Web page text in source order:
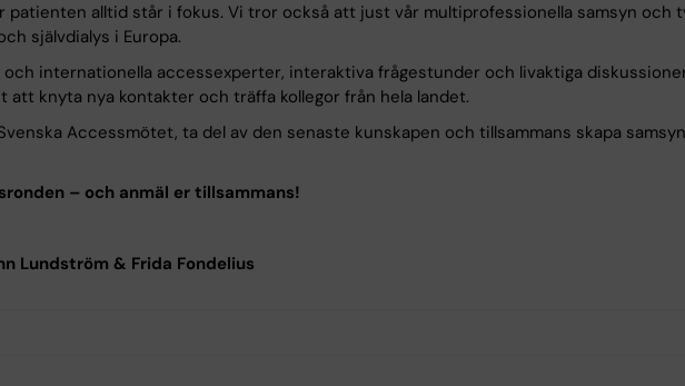
alltid står i fokus. Vi tror också att just vår multiprofessionella samsyn och
självdialys i Europa.
internationella accessexperter, interaktiva frågestunder och livaktiga
knyta nya kontakter och träffa kollegor från hela landet.
Accessmötet, ta del av den senaste kunskapen och tillsammans skapa
– och anmäl er tillsammans!
Lundström & Frida Fondelius